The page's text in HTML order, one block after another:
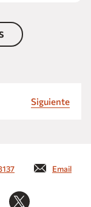
Siguiente
Email